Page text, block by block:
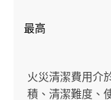
最高
火災清潔費用介
積、清潔難度、